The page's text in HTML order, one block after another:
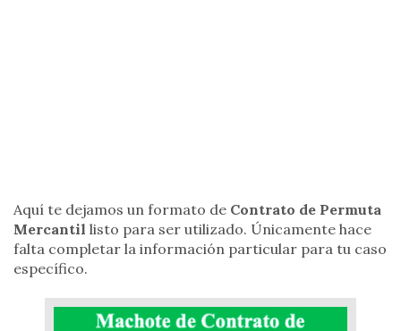
Aquí te dejamos un formato de Contrato de Permuta
Mercantil listo para ser utilizado. Únicamente hace
falta completar la información particular para tu caso
específico.